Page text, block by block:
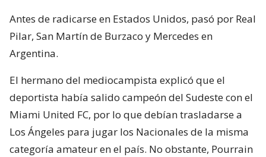
Antes de radicarse en Estados Unidos, pasó por Real
Pilar, San Martín de Burzaco y Mercedes en
Argentina.
El hermano del mediocampista explicó que el
deportista había salido campeón del Sudeste con el
Miami United FC, por lo que debían trasladarse a
Los Ángeles para jugar los Nacionales de la misma
categoría amateur en el país. No obstante, Pourrain